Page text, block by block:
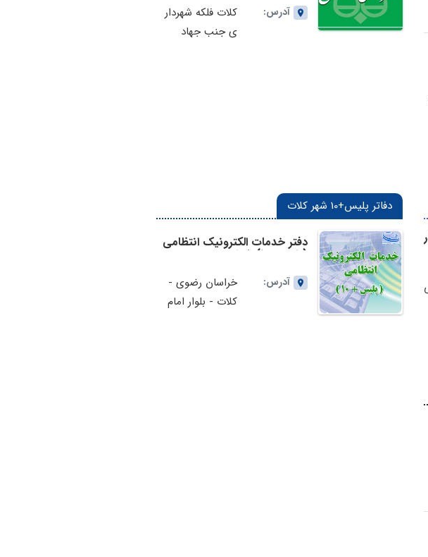
آدرس:
کلات فلکه شهردار
ی جنب جهاد
دفاتر پلیس+10 شهر کلات
دفتر خدمات الکترونیک انتظامی
(پلیس+10) شماره
آدرس:
خراسان رضوی -
کلات - بلوار امام